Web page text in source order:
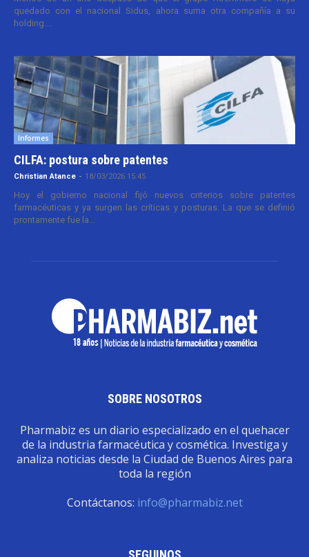
quedado con el nacional Sidus, ahora suma otra compañía a su
holding....
Informes
CILFA: postura sobre patentes
Christian Atance - 18/03/2026 15:45
Hoy el gobierno nacional fijó nuevos criterios sobre patentes
farmacéuticas y ya surgen las críticas y posturas. La que se definió
prontamente fue la...
SOBRE NOSOTROS
Pharmabiz es un diario especializado en el quehacer
de la industria farmacéutica y cosmética. Investiga y
analiza noticias desde la Ciudad de Buenos Aires para
toda la región
Contáctanos: info@pharmabiz.net